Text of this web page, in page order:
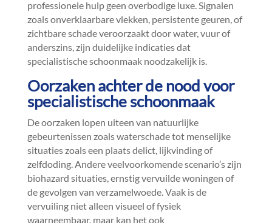
professionele hulp geen overbodige luxe.​ Signalen
zoals onverklaarbare vlekken, persistente geuren, of
zichtbare schade veroorzaakt door water, vuur of
anderszins, zijn duidelijke indicaties dat
specialistische schoonmaak noodzakelijk is.​
Oorzaken achter de nood voor
specialistische schoonmaak
De oorzaken lopen uiteen van natuurlijke
gebeurtenissen zoals waterschade tot menselijke
situaties zoals een plaats delict, lijkvinding of
zelfdoding.​ Andere veelvoorkomende scenario’s zijn
biohazard situaties, ernstig vervuilde woningen of
de gevolgen van verzamelwoede.​ Vaak is de
vervuiling niet alleen visueel of fysiek
waarneembaar, maar kan het ook